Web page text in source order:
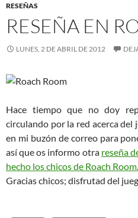
RESEÑAS
RESEÑA EN
LUNES, 2 DE ABRIL DE 2012
Hace tiempo que no doy
circulando por la red acerca del
en mi buzón de correo para
así que os informo otra reseña
hecho los chicos de Roach Room
Gracias chicos; disfrutad del